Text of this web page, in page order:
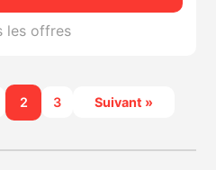
les offres
2 3 Suivant »